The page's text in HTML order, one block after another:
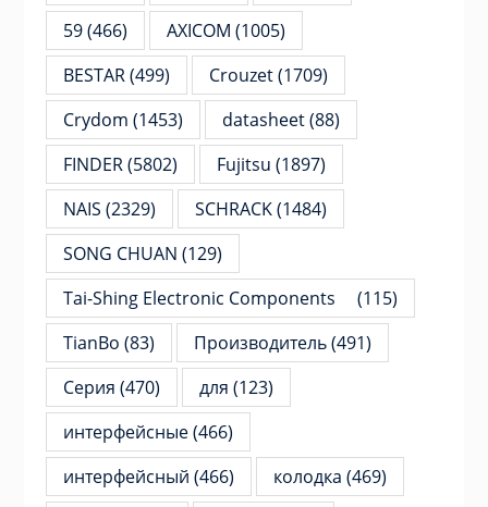
59(466) AXICOM (1005)
BESTAR(499) Crouzet(1709)
Crydom (1453) datasheet(88)
FINDER(5802) Fujitsu (1897)
NAIS (2329) SCHRACK(1484)
SONG CHUAN (129)
Tai-Shing Electronic Components
(115)
TianBo (83) Производитель(491)
Серия (470) для (123)
интерфейсные(466)
интерфейсный (466) колодка (469)